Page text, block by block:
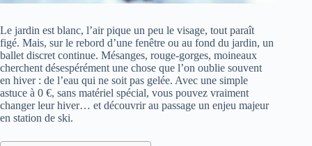
Le jardin est blanc, l’air pique un peu le visage, tout paraît
figé. Mais, sur le rebord d’une fenêtre ou au fond du jardin, un
ballet discret continue. Mésanges, rouge-gorges, moineaux
cherchent désespérément une chose que l’on oublie souvent
en hiver : de l’eau qui ne soit pas gelée. Avec une simple
astuce à 0 €, sans matériel spécial, vous pouvez vraiment
changer leur hiver… et découvrir au passage un enjeu majeur
en station de ski.